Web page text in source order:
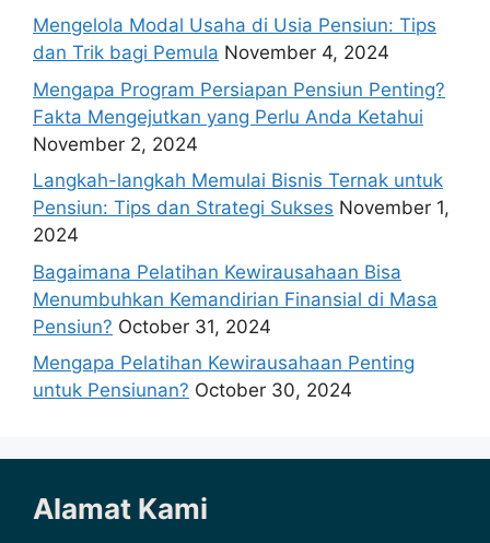
Mengelola Modal Usaha di Usia Pensiun: Tips
dan Trik bagi Pemula November 4, 2024
Mengapa Program Persiapan Pensiun Penting?
Fakta Mengejutkan yang Perlu Anda Ketahui
November 2, 2024
Langkah-langkah Memulai Bisnis Ternak untuk
Pensiun: Tips dan Strategi Sukses November 1,
2024
Bagaimana Pelatihan Kewirausahaan Bisa
Menumbuhkan Kemandirian Finansial di Masa
Pensiun? October 31, 2024
Mengapa Pelatihan Kewirausahaan Penting
untuk Pensiunan? October 30, 2024
Alamat Kami